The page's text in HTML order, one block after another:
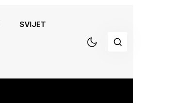
SVIJET